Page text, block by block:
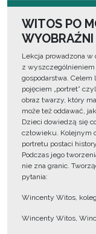
WITOS PO
Lekcja prowadzona w
z
gospodarstwa.
pojęciem „portret”
obraz twarzy, który
może też oddawać,
Dzieci dowiedzą się
człowieku. Kolejnym
portretu postaci
Podczas jego
nie zna granic.
pytania:
Wincenty Witos,
Wincenty Witos,